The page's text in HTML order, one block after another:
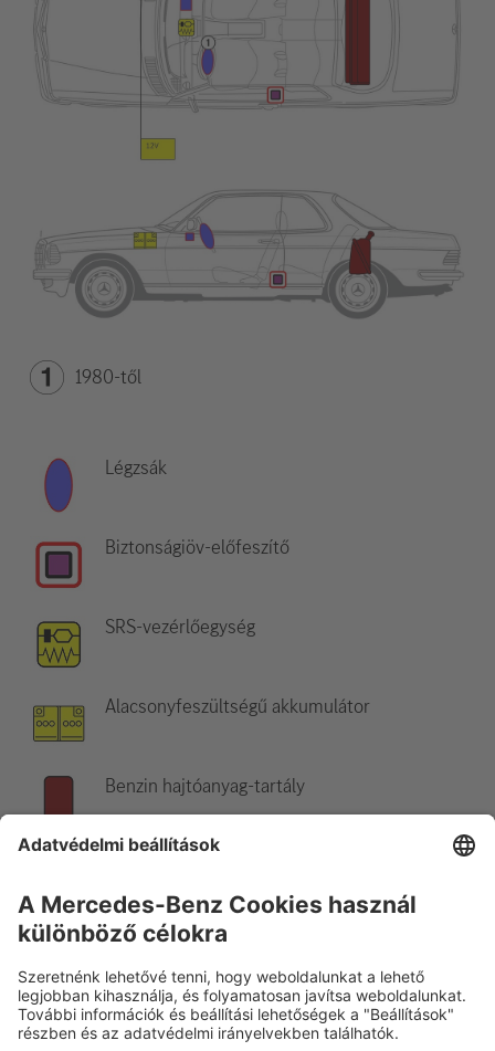
1980-től
Légzsák
Biztonságiöv-előfeszítő
SRS-vezérlőegység
Alacsonyfeszültségű akkumulátor
Benzin hajtóanyag-tartály
útmutatót.